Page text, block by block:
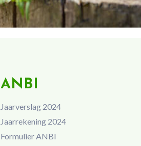
ANBI
Jaarverslag 2024
Jaarrekening 2024
Formulier ANBI